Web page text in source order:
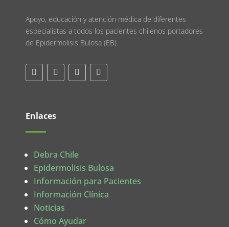
Apoyo, educación y atención médica de diferentes
especialistas a todos los pacientes chilenos portadores
de Epidermolisis Bulosa (EB).
Enlaces
Debra Chile
Epidermolisis Bulosa
Información para Pacientes
Información Clínica
Noticias
Cómo Ayudar